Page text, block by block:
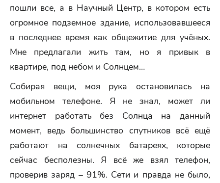
пошли все, а в Научный Центр, в котором есть
огромное подземное здание, использовавшееся
в последнее время как общежитие для учёных.
Мне предлагали жить там, но я привык в
квартире, под небом и Солнцем…
Собирая вещи, моя рука остановилась на
мобильном телефоне. Я не знал, может ли
интернет работать без Солнца на данный
момент, ведь большинство спутников всё ещё
работают на солнечных батареях, которые
сейчас бесполезны. Я всё же взял телефон,
проверив заряд – 91%. Сети и правда не было,